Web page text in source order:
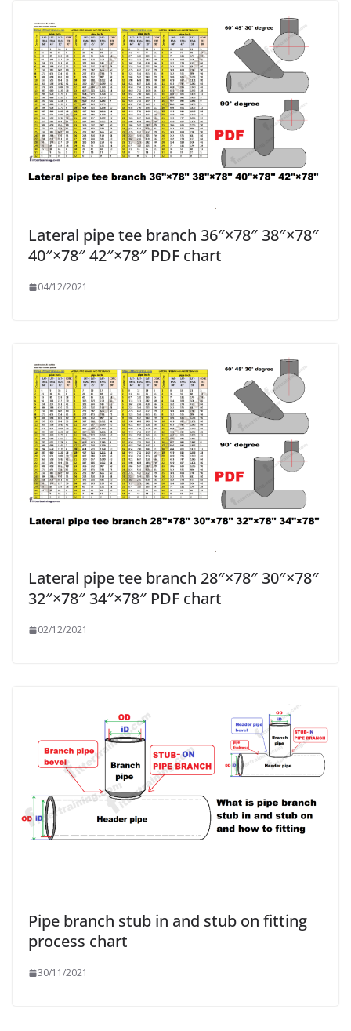
Lateral pipe tee branch 36″×78″ 38″×78″
40″×78″ 42″×78″ PDF chart
04/12/2021
Lateral pipe tee branch 28″×78″ 30″×78″
32″×78″ 34″×78″ PDF chart
02/12/2021
Pipe branch stub in and stub on fitting
process chart
30/11/2021